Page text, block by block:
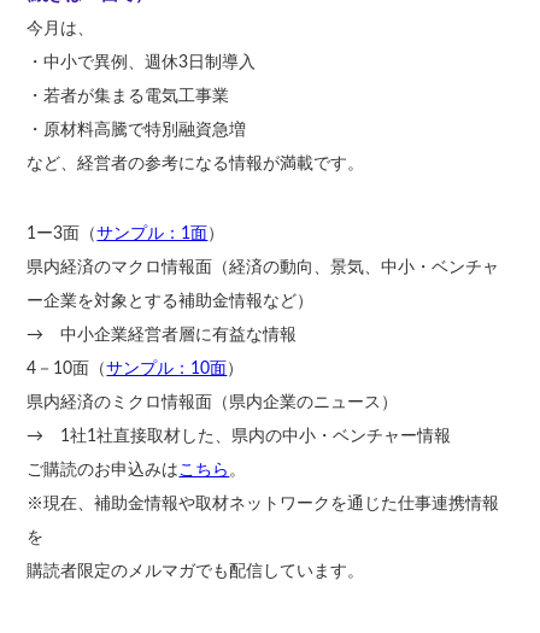
今月は、
・中小で異例、週休3日制導入
・若者が集まる電気工事業
・原材料高騰で特別融資急増
など、経営者の参考になる情報が満載です。
1ー3面（サンプル：1面 ）
県内経済のマクロ情報面（経済の動向、景気、中小・ベンチャ
ー企業を対象とする補助金情報など）
→ 中小企業経営者層に有益な情報
4－10面（サンプル：10面 ）
県内経済のミクロ情報面（県内企業のニュース）
→ 1社1社直接取材した、県内の中小・ベンチャー情報
ご購読のお申込みはこちら 。
※現在、補助金情報や取材ネットワークを通じた仕事連携情報
を
購読者限定のメルマガでも配信しています。